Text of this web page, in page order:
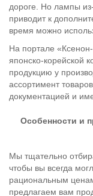
дороге. Но лампы
приводит к
время можно
На портале
японско-корейской
продукцию у
ассортимент
документацией и
Особенности и
Мы тщательно
чтобы вы всегда
рациональным
предлагаем вам